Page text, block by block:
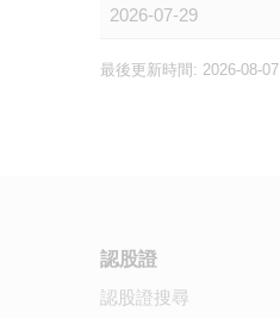
2026-07-29
最後更新時間: 2026-08-07
認股證
認股證搜尋